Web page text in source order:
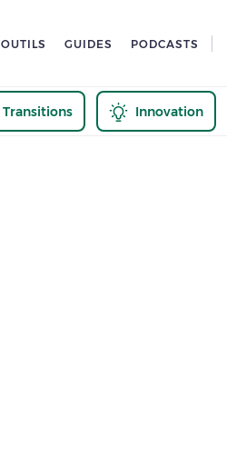
OUTILS GUIDES PODCASTS
Transitions Innovation